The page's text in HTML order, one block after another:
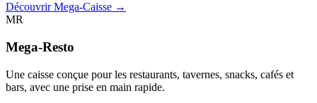
Découvrir Mega-Caisse →
MR
Mega-Resto
Une caisse conçue pour les restaurants, tavernes, snacks, cafés et
bars, avec une prise en main rapide.